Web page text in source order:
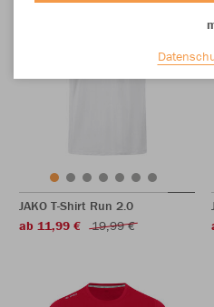
JAKO T-Shirt Run 2.0
ab 11,99 €
19,99 €